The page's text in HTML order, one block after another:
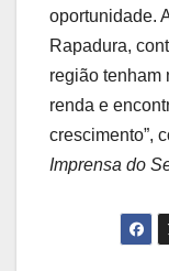
oportunidade.
Rapadura,
região tenham
renda e
crescimento”,
Imprensa do